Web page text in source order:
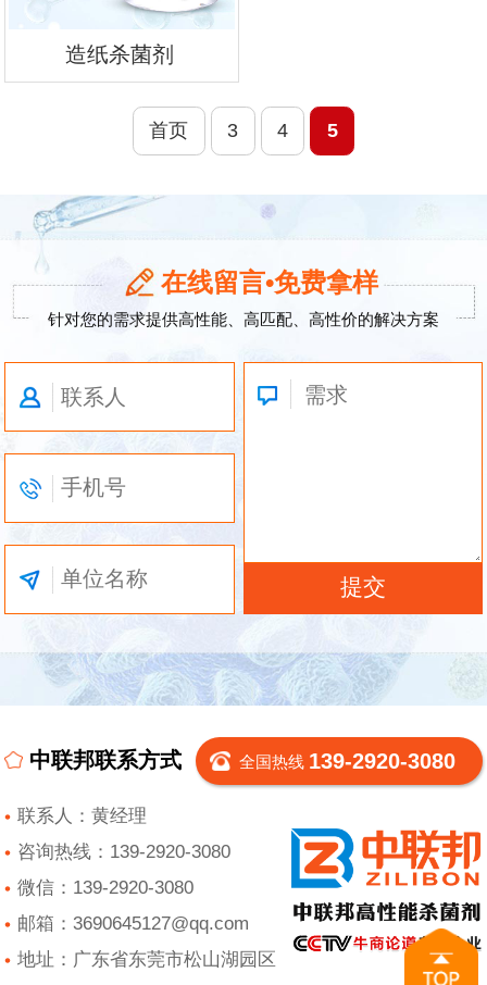
造纸杀菌剂
首页 3 4 5
在线留言•免费拿样
针对您的需求提供高性能、高匹配、高性价的解决方案
中联邦联系方式 全国热线 139-2920-3080
联系人：黄经理
咨询热线：139-2920-3080
微信：139-2920-3080
邮箱：3690645127@qq.com
地址：广东省东莞市松山湖园区